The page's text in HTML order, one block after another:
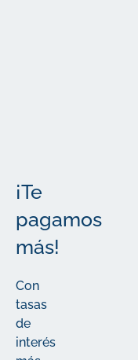
¡Te
pagamos
más!
Con
tasas
de
interés